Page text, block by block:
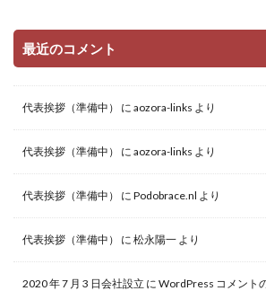
最近のコメント
代表挨拶（準備中） に aozora-links より
代表挨拶（準備中） に aozora-links より
代表挨拶（準備中） に Podobrace.nl より
代表挨拶（準備中） に 松永陽一 より
2020 年 7 月 3 日会社設立 に WordPress コメント